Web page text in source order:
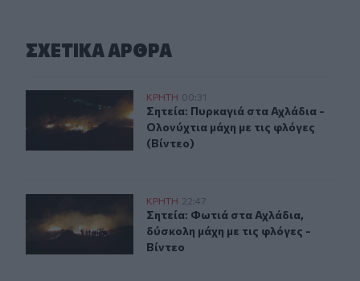
ΣΧΕΤΙΚA AΡΘΡΑ
Σητεία: Πυρκαγιά στα Αχλάδια - Ολονύχτια μάχη με τις
ΚΡΗΤΗ 00:31
Σητεία: Πυρκαγιά στα Αχλάδια -
Σητεία: Πυρκαγιά στα Αχλάδια -
Ολονύχτια μάχη με τις φλόγες
(Βίντεο)
Σητεία: Φωτιά στα Αχλάδια, δύσκολη μάχη με τις
ΚΡΗΤΗ 22:47
Σητεία: Φωτιά στα Αχλάδια,
Σητεία: Φωτιά στα Αχλάδια,
δύσκολη μάχη με τις φλόγες -
Βίντεο